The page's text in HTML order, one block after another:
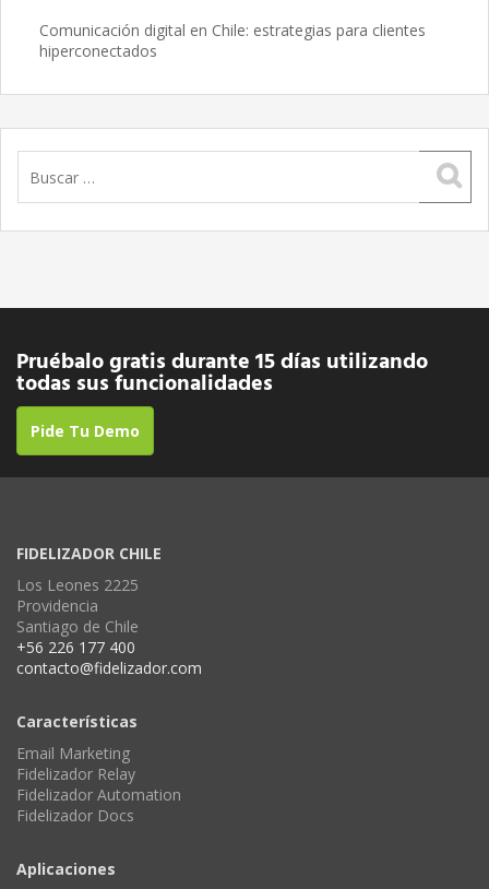
Comunicación digital en Chile: estrategias para clientes
hiperconectados
Pruébalo gratis durante 15 días utilizando
todas sus funcionalidades
Pide Tu Demo
FIDELIZADOR CHILE
Los Leones 2225
Providencia
Santiago de Chile
+56 226 177 400
contacto@fidelizador.com
Características
Email Marketing
Fidelizador Relay
Fidelizador Automation
Fidelizador Docs
Aplicaciones